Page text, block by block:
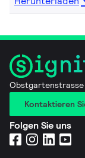
Obstgartenstrasse
Kontaktieren
Folgen Sie uns